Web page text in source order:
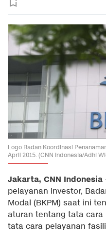
Logo Badan Koordinasi
April 2015. (CNN Indonesia/Adhi
Jakarta, CNN Indonesia
pelayanan investor,
Modal (BKPM) saat ini
aturan tentang tata cara
tata cara pelayanan